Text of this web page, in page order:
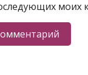
моих